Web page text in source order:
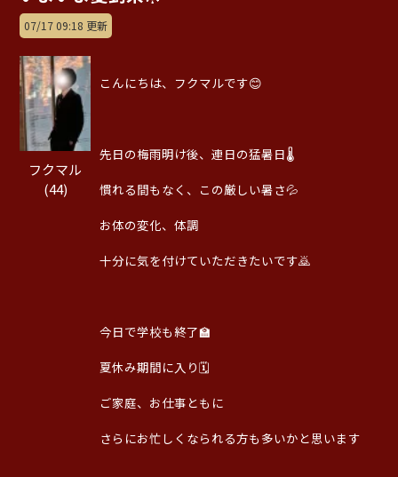
07/17 09:18 更新
フクマル
(44)
こんにちは、フクマルです😊
先日の梅雨明け後、連日の猛暑日🌡️
慣れる間もなく、この厳しい暑さ💦
お体の変化、体調
十分に気を付けていただきたいです🙇
今日で学校も終了🏫
夏休み期間に入り🗓️
ご家庭、お仕事ともに
さらにお忙しくなられる方も多いかと思います